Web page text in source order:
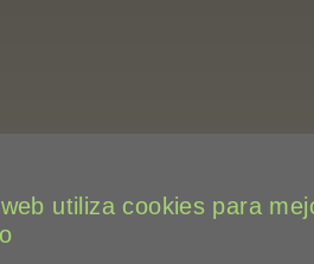
utiliza cookies para